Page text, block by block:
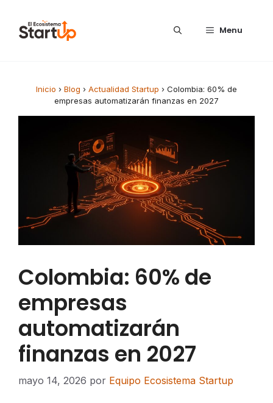
Menu
Inicio › Blog › Actualidad Startup › Colombia: 60% de
empresas automatizarán finanzas en 2027
Colombia: 60% de
empresas
automatizarán
finanzas en 2027
mayo 14, 2026 por Equipo Ecosistema Startup